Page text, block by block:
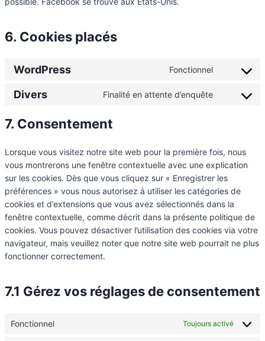
6. Cookies placés
WordPress Fonctionnel
Divers Finalité en attente d’enquête
7. Consentement
Lorsque vous visitez notre site web pour la première fois, nous
vous montrerons une fenêtre contextuelle avec une explication
sur les cookies. Dès que vous cliquez sur « Enregistrer les
préférences » vous nous autorisez à utiliser les catégories de
cookies et d’extensions que vous avez sélectionnés dans la
fenêtre contextuelle, comme décrit dans la présente politique de
cookies. Vous pouvez désactiver l’utilisation des cookies via votre
navigateur, mais veuillez noter que notre site web pourrait ne plus
fonctionner correctement.
7.1 Gérez vos réglages de consentement
Fonctionnel Toujours activé